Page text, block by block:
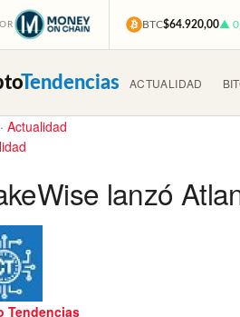
BTC$64.920,00▲
Tendencias ACTUALIDAD
· Actualidad
lanzó
Tendencias